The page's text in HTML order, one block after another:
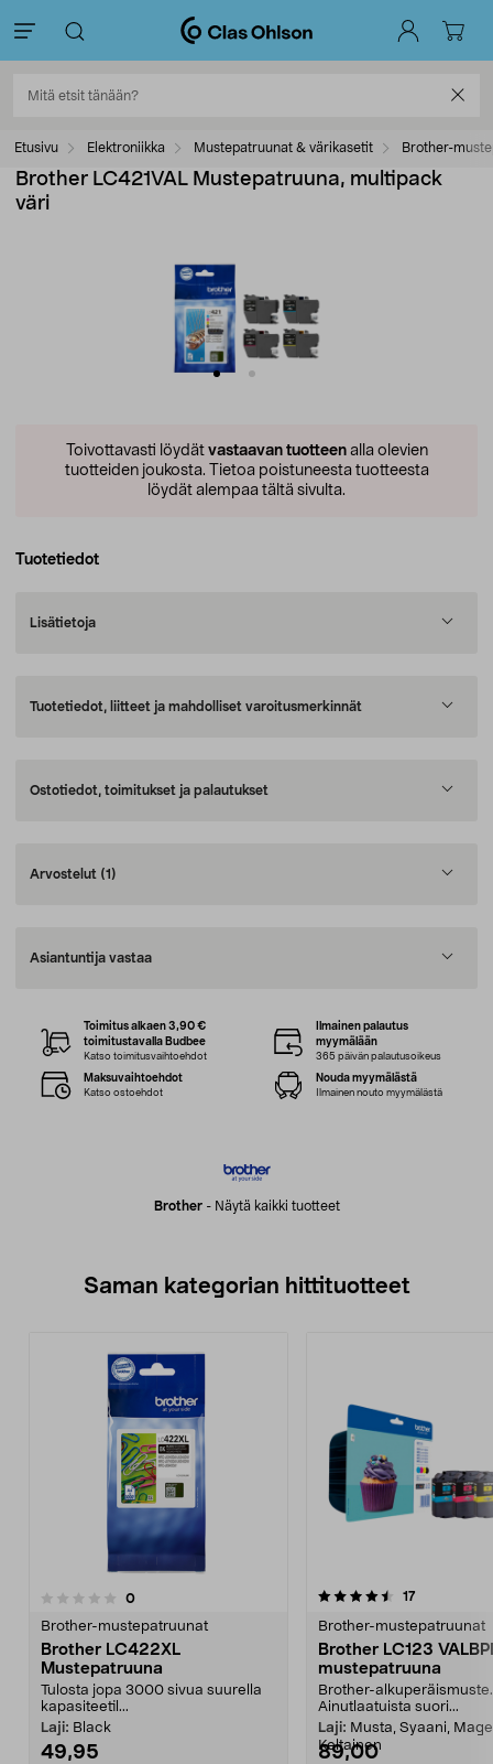
Etusivu Elektroniikka Mustepatruunat & värikasetit Brother-
Brother LC421VAL Mustepatruuna, multipack
väri
Toivottavasti löydät vastaavan tuotteenalla olevien
tuotteiden joukosta. Tietoa poistuneesta tuotteesta
löydät alempaa tältä sivulta.
Tuotetiedot
Lisätietoja
Tuotetiedot, liitteet ja mahdolliset varoitusmerkinnät
Ostotiedot, toimitukset ja palautukset
Arvostelut (1)
Asiantuntija vastaa
Brother- Näytä kaikki tuotteet
Toimitus alkaen 3,90 €
toimitustavalla Budbee
Katso toimitusvaihtoehdot
Ilmainen palautus
myymälään
365 päivän palautusoikeus
Maksuvaihtoehdot
Katso ostoehdot
Nouda myymälästä
Ilmainen nouto myymälästä
Saman kategorian hittituotteet
0arvostelut
Brother-mustepatruunat
Brother LC422XL
Mustepatruuna
Tulosta jopa 3000 sivua suurella
kapasiteetil...
Laji: Black
49,95
4.5 viidestä
17arvostelut
Brother-mustepatruunat
Brother LC123
mustepatruuna
Brother-alkuperäismuste.
Ainutlaatuista suori...
Laji: Musta, Syaani,
Keltainen
89,00